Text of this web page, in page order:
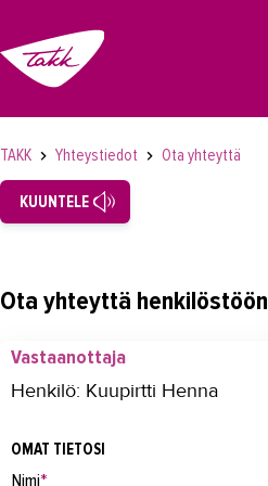
OPISKELIJAKSI
YRITYKSILLE
OMA TAKK
TAKK Yhteystiedot Ota yhteyttä
KUUNTELE
Ota yhteyttä henkilöstöön
Vastaanottaja
Henkilö: Kuupirtti Henna
OMAT TIETOSI
Nimi*